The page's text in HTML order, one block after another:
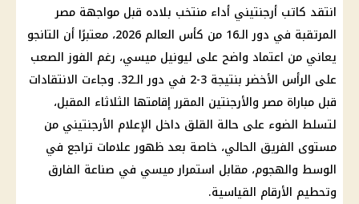
انتقد كاتب أرجنتيني أداء منتخب بلاده قبل مواجهة مصر
المرتقبة في دور الـ16 من كأس العالم 2026، معتبرًا أن التانجو
يعاني من اعتماد واضح على ليونيل ميسي، رغم الفوز الصعب
على الرأس الأخضر بنتيجة 3-2 في دور الـ32. وجاءت الانتقادات
قبل مباراة مصر والأرجنتين المقرر إقامتها الثلاثاء المقبل،
لتسلط الضوء على حالة القلق داخل الإعلام الأرجنتيني من
مستوى الفريق الحالي، خاصة بعد ظهور علامات تراجع في
الوسط والهجوم، مقابل استمرار ميسي في صناعة الفارق
وتحطيم الأرقام القياسية.